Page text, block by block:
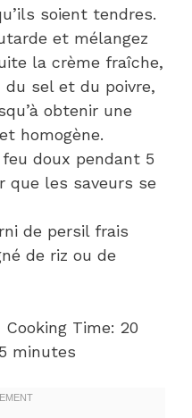
soient tendres.
et mélangez
la crème fraîche,
du sel et du poivre,
obtenir une
homogène.
doux pendant 5
que les saveurs se
de persil frais
de riz ou de
Time: 20
minutes